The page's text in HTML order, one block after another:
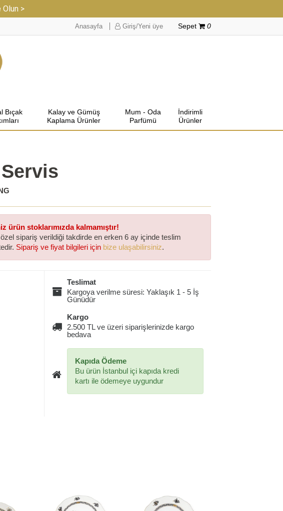
>
Anasayfa Giriş/Yeni üye Sepet 0
Bıçak
Kalay ve Gümüş
Kaplama Ürünler
Mum - Oda
Parfümü
İndirimli
Ürünler
ürün stoklarımızda kalmamıştır!
sipariş verildiği takdirde en erken 6 ay içinde teslim
Sipariş ve fiyat bilgileri için bize ulaşabilirsiniz.
Teslimat
Kargoya verilme süresi: Yaklaşık 1 - 5 İş
Günüdür
Kargo
2.500 TL ve üzeri siparişlerinizde kargo
bedava
Kapıda Ödeme
Bu ürün İstanbul içi kapıda kredi
kartı ile ödemeye uygundur